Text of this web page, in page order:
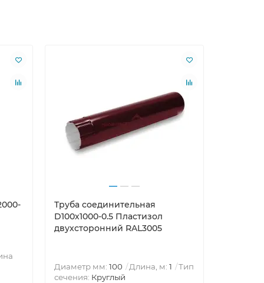
Труба соединительная
D100х1000-0.5 Пластизол
двухсторонний RAL3005
Диаметр мм: 100 Длина, м: 1
Тип
сечения: Круглый